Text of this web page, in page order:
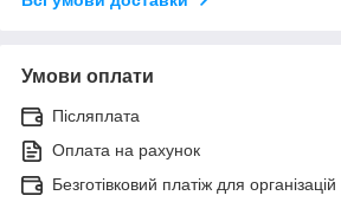
Умови оплати
Післяплата
Оплата на рахунок
Безготівковий платіж для організацій